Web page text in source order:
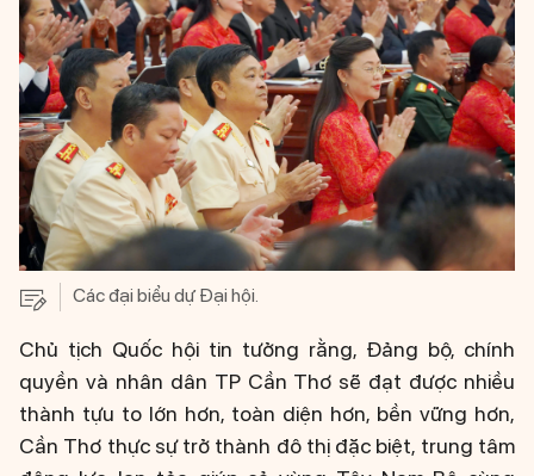
Các đại biểu dự Đại hội.
Chủ tịch Quốc hội tin tưởng rằng, Đảng bộ, chính
quyền và nhân dân TP Cần Thơ sẽ đạt được nhiều
thành tựu to lớn hơn, toàn diện hơn, bền vững hơn,
Cần Thơ thực sự trở thành đô thị đặc biệt, trung tâm